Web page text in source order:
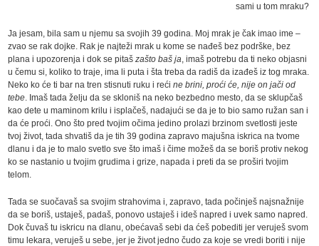
sami u tom mraku?
Ja jesam, bila sam u njemu sa svojih 39 godina. Moj mrak je čak imao ime –
zvao se rak dojke. Rak je najteži mrak u kome se nađeš bez podrške, bez
plana i upozorenja i dok se pitašzašto baš ja , imaš potrebu da ti neko objasni
u čemu si, koliko to traje, ima li puta i šta treba da radiš da izađeš iz tog mraka.
Neko ko će ti bar na tren stisnuti ruku i rećine brini, proći će, nije on jači od
tebe . Imaš tada želju da se skloniš na neko bezbedno mesto, da se sklupčaš
kao dete u maminom krilu i isplačeš, nadajući se da je to bio samo ružan san i
da će proći. Ono što pred tvojim očima jedino prolazi brzinom svetlosti jeste
tvoj život, tada shvatiš da je tih 39 godina zapravo majušna iskrica na tvome
dlanu i da je to malo svetlo sve što imaš i čime možeš da se boriš protiv nekog
ko se nastanio u tvojim grudima i grize, napada i preti da se proširi tvojim
telom.
Tada se suočavaš sa svojim strahovima i, zapravo, tada počinješ najsnažnije
da se boriš, ustaješ, padaš, ponovo ustaješ i ideš napred i uvek samo napred.
Dok čuvaš tu iskricu na dlanu, obećavaš sebi da ćeš pobediti jer veruješ svom
timu lekara, veruješ u sebe, jer je život jedno čudo za koje se vredi boriti i nije